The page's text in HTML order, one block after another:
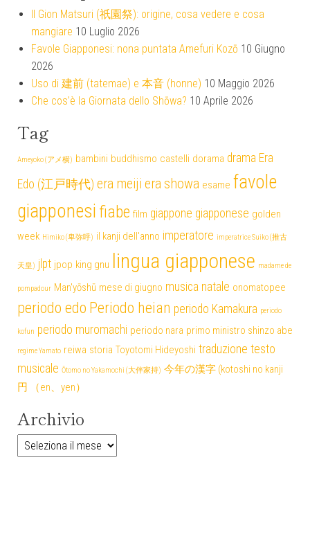
Il Gion Matsuri (祇園祭): origine, cosa vedere e cosa
mangiare 10 Luglio 2026
Favole Giapponesi: nona puntata Amefuri Kozō 10 Giugno
2026
Uso di 建前 (tatemae) e 本音 (honne) 10 Maggio 2026
Che cos’è la Giornata dello Shōwa? 10 Aprile 2026
Tag
Ameyoko (アメ横) bambini buddhismo castelli dorama drama Era
Edo (江戸時代) era meiji era showa esame favole
giapponesi fiabe film giappone giapponese golden
week Himiko (卑弥呼) il kanji dell'anno imperatore imperatrice Suiko (推古
天皇) jlpt jpop king gnu lingua giapponese madame de
pompadour Man'yōshū mese di giugno musica natale onomatopee
periodo edo Periodo heian periodo Kamakura periodo
kofun periodo muromachi periodo nara primo ministro shinzo abe
regime Yamato reiwa storia Toyotomi Hideyoshi traduzione testo
musicale Ōtomo no Yakamochi (大伴家持) 今年の漢字 (kotoshi no kanji
円 （en、yen）
Archivio